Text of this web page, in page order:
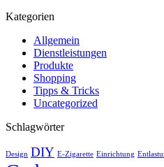
Kategorien
Allgemein
Dienstleistungen
Produkte
Shopping
Tipps & Tricks
Uncategorized
Schlagwörter
Design DIY E-Zigarette Einrichtung